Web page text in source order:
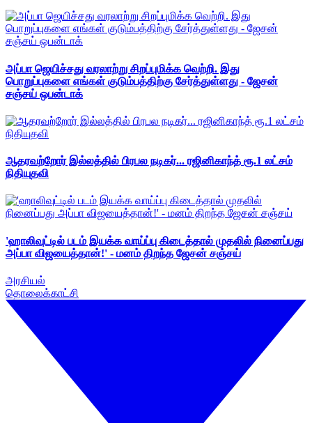
அப்பா ஜெயிச்சது வரலாற்று சிறப்புமிக்க வெற்றி. இது
பொறுப்புகளை எங்கள் குடும்பத்திற்கு சேர்த்துள்ளது - ஜேசன்
சஞ்சய் ஒபன்டாக்
ஆதரவற்றோர் இல்லத்தில் பிரபல நடிகர்... ரஜினிகாந்த் ரூ.1 லட்சம்
நிதியுதவி
'ஹாலிவுட்டில் படம் இயக்க வாய்ப்பு கிடைத்தால் முதலில் நினைப்பது
அப்பா விஜயைத்தான்!' - மனம் திறந்த ஜேசன் சஞ்சய்
அரசியல்
தொலைக்காட்சி